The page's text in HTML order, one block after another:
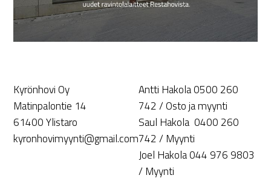
Kyrönhovi Oy
Matinpalontie 14
61400 Ylistaro
kyronhovimyynti@gmail.com
Antti Hakola 0500 260
742 / Osto ja myynti
Saul Hakola 0400 260
742 / Myynti
Joel Hakola 044 976 9803
/ Myynti